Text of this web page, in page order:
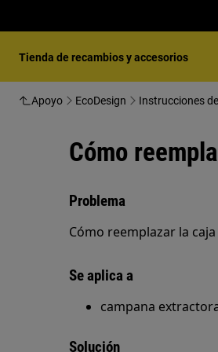
Tienda de recambios y accesorios
Apoyo EcoDesign Instrucciones
Cómo
Problema
Cómo reemplazar la
Se aplica a
campana
Solución